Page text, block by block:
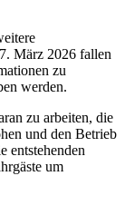
März 2026 fallen
zu
werden.
zu arbeiten, die
und den Betrieb
entstehenden
um